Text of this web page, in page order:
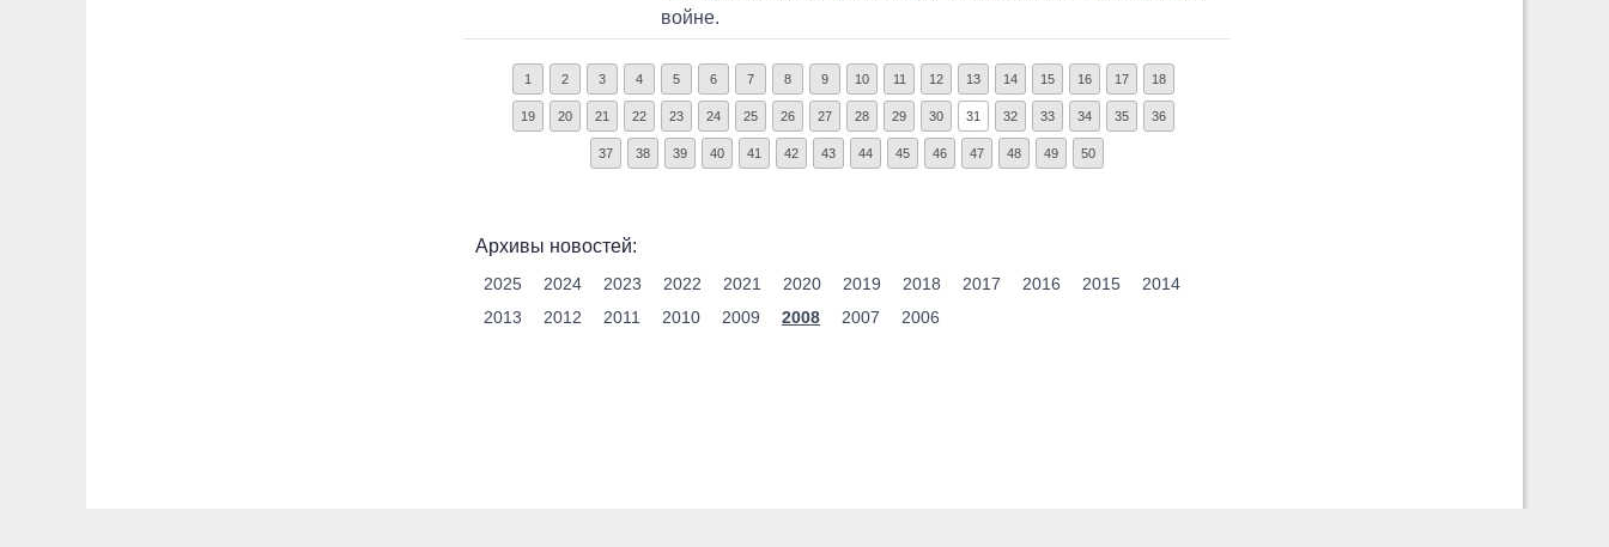
войне.
1 2 3 4 5 6 7 8 9 10 11 12 13 14 15 16 17 18
19 20 21 22 23 24 25 26 27 28 29 30 31 32 33 34 35 36
37 38 39 40 41 42 43 44 45 46 47 48 49 50
Архивы новостей:
2025 2024 2023 2022 2021 2020 2019 2018 2017 2016 2015
2014
2013
2012 2011 2010 2009 2008 2007 2006